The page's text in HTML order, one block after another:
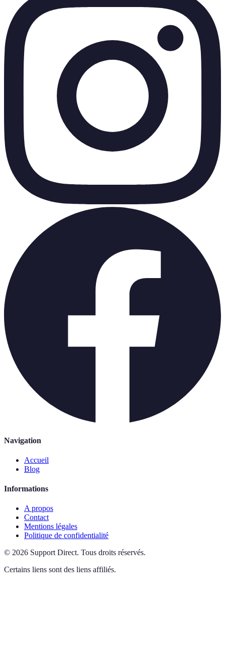
Navigation
Accueil
Blog
Informations
A propos
Contact
Mentions légales
Politique de confidentialité
© 2026 Support Direct. Tous droits réservés.
Certains liens sont des liens affiliés.